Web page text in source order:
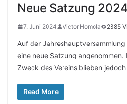
Neue Satzung 2024
7. Juni 2024 Victor Homola 2385
Auf der
eine neue Satzung angenommen.
Zweck des Vereins blieben
Read More